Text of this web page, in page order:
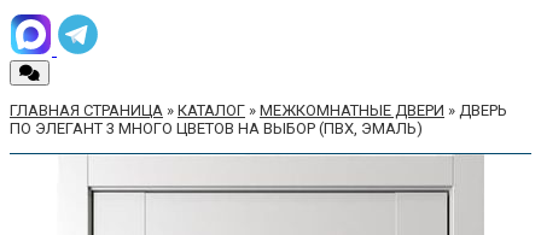
ГЛАВНАЯ СТРАНИЦА » КАТАЛОГ » МЕЖКОМНАТНЫЕ ДВЕРИ » ДВЕРЬ
ПО ЭЛЕГАНТ 3 МНОГО ЦВЕТОВ НА ВЫБОР (ПВХ, ЭМАЛЬ)